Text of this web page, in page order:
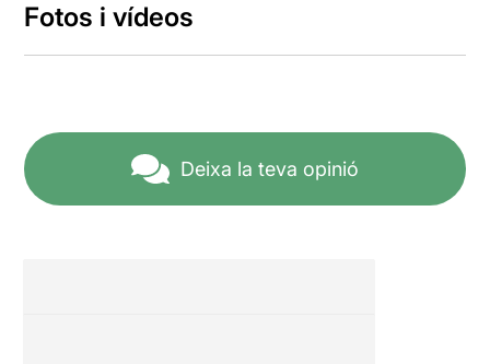
Fotos i vídeos
Deixa la teva opinió